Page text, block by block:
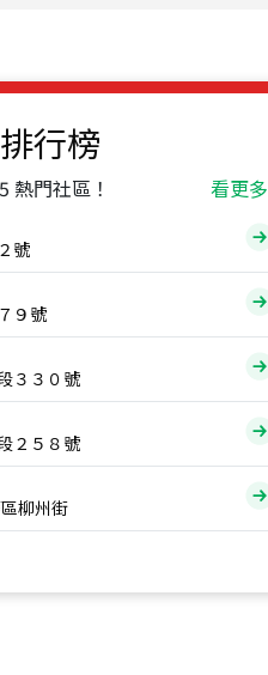
行榜
熱門社區！ 看更多
號
９號
３３０號
２５８號
柳州街